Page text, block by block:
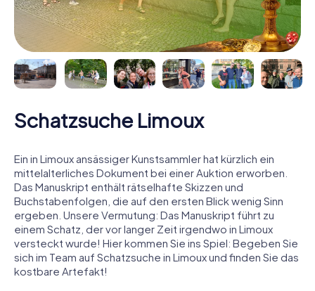
Schatzsuche Limoux
Ein in Limoux ansässiger Kunstsammler hat kürzlich ein
mittelalterliches Dokument bei einer Auktion erworben.
Das Manuskript enthält rätselhafte Skizzen und
Buchstabenfolgen, die auf den ersten Blick wenig Sinn
ergeben. Unsere Vermutung: Das Manuskript führt zu
einem Schatz, der vor langer Zeit irgendwo in Limoux
versteckt wurde! Hier kommen Sie ins Spiel: Begeben Sie
sich im Team auf Schatzsuche in Limoux und finden Sie das
kostbare Artefakt!